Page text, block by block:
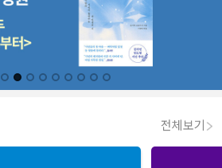
전체보기